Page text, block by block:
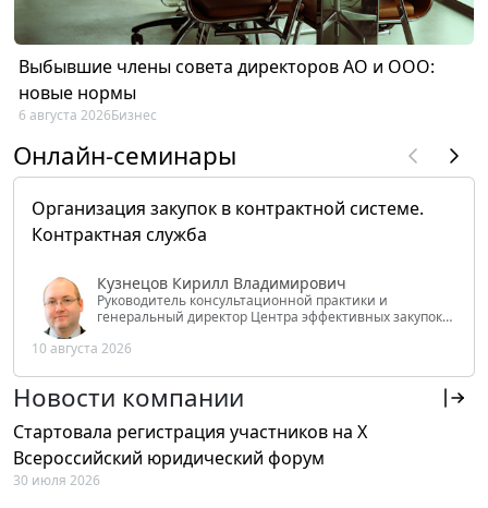
Выбывшие члены совета директоров АО и ООО:
новые нормы
6 августа 2026Бизнес
Онлайн-семинары
Организация закупок в контрактной системе.
Контрактная служба
Кузнецов Кирилл Владимирович
Руководитель консультационной практики и
генеральный директор Центра эффективных закупок
РФ
10 августа 2026
Новости компании
Стартовала регистрация участников на X
Всероссийский юридический форум
30 июля 2026